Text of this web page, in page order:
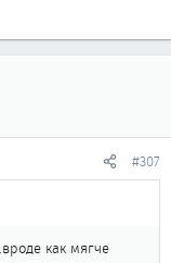
#307
как мягче